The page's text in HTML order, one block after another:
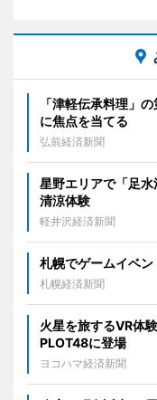
「津軽伝承料理」
に焦点を当てる
弘前経済新聞
星野エリアで「足
清涼体験
軽井沢経済新聞
札幌でゲームイベ
札幌経済新聞
火星を旅するVR体
PLOT48に登場
ヨコハマ経済新聞